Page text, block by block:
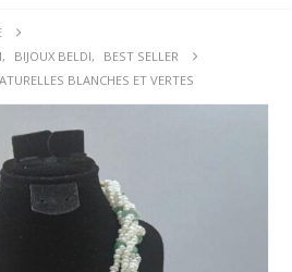
, BIJOUX BELDI,
BEST SELLER
BLANCHES ET VERTES